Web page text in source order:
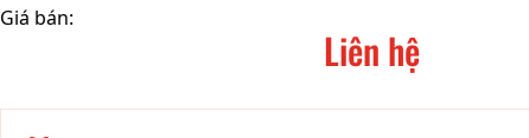
Giá bán:
Liên hệ